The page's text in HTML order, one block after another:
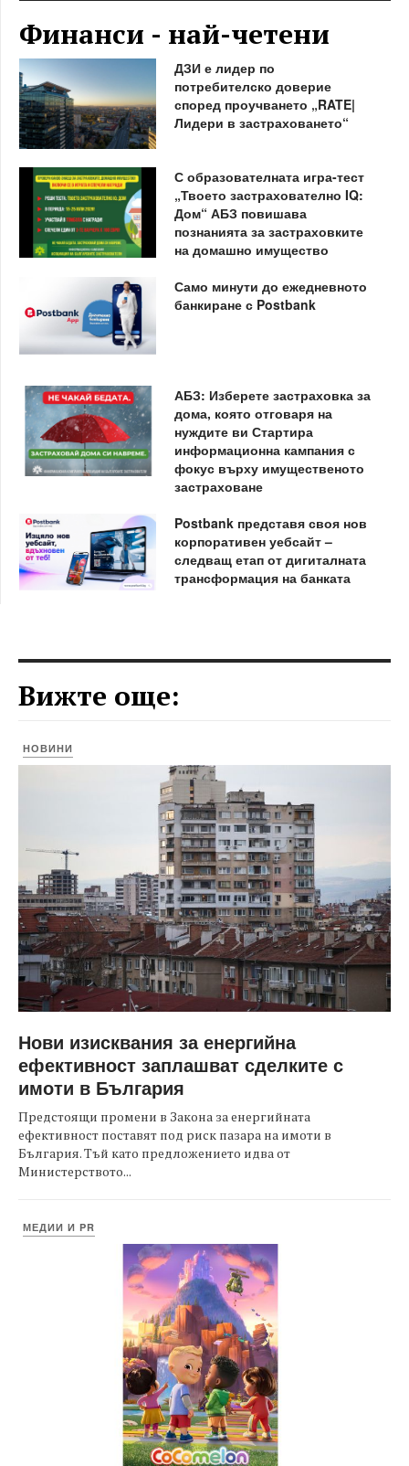
Финанси - най-четени
ДЗИ е лидер по
потребителско доверие
според проучването „RATE|
Лидери в застраховането“
С образователната игра-тест
„Твоето застрахователно IQ:
Дом“ АБЗ повишава
познанията за застраховките
на домашно имущество
Само минути до ежедневното
банкиране с Postbank
АБЗ: Изберете застраховка за
дома, която отговаря на
нуждите ви Стартира
информационна кампания с
фокус върху имущественото
застраховане
Postbank представя своя нов
корпоративен уебсайт –
следващ етап от дигиталната
трансформация на банката
Вижте още:
НОВИНИ
Нови изисквания за енергийна
ефективност заплашват сделките с
имоти в България
Предстоящи промени в Закона за енергийната
ефективност поставят под риск пазара на имоти в
България. Тъй като предложението идва от
Министерството...
МЕДИИ И PR